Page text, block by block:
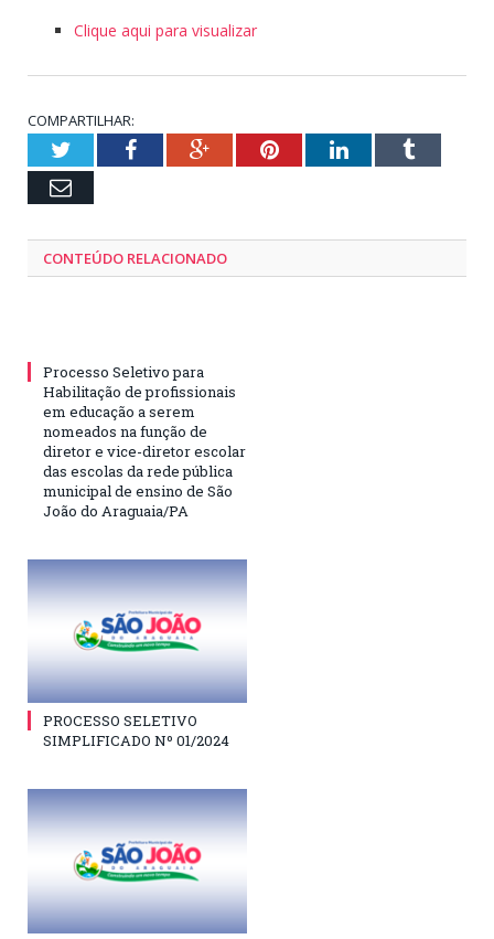
Clique aqui para visualizar
COMPARTILHAR:
TwitterFacebookGoogle+PinterestLinkedInTumblr
Email
CONTEÚDO RELACIONADO
Processo Seletivo para
Habilitação de profissionais
em educação a serem
nomeados na função de
diretor e vice-diretor escolar
das escolas da rede pública
municipal de ensino de São
João do Araguaia/PA
PROCESSO SELETIVO
SIMPLIFICADO Nº 01/2024